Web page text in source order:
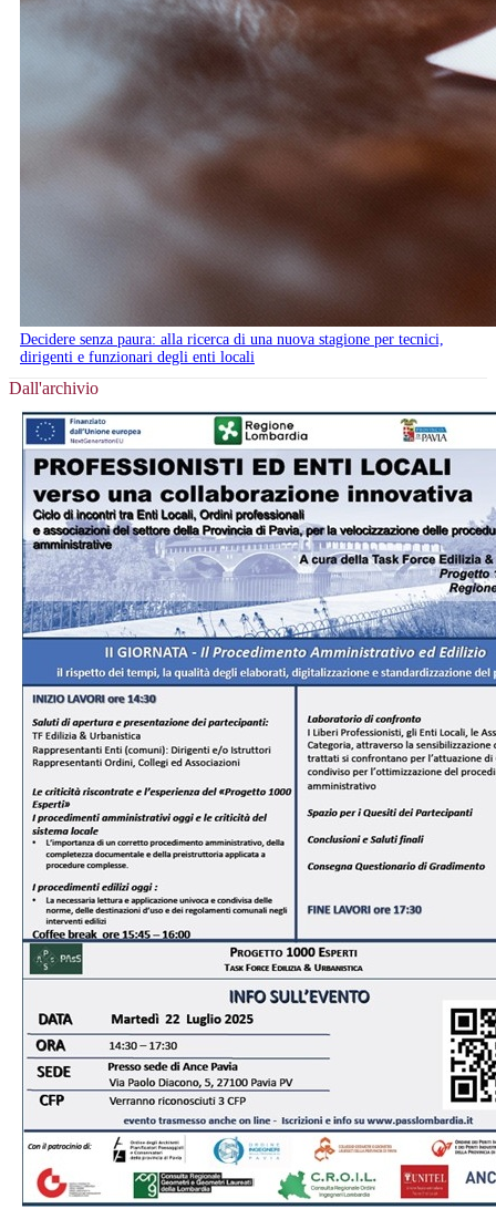
Decidere senza paura: alla ricerca di una nuova stagione per tecnici,
dirigenti e funzionari degli enti locali
Dall'archivio